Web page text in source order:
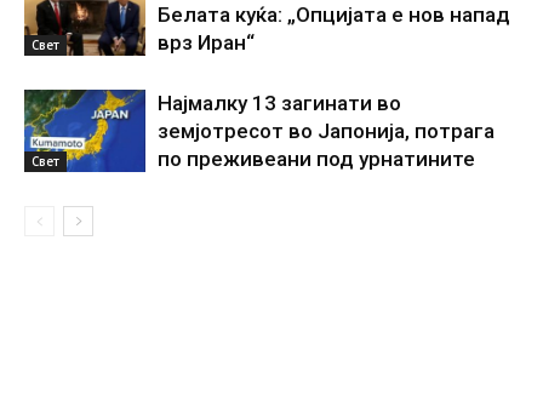
Свет
Белата куќа: „Опцијата е нов напад
врз Иран“
Свет
Најмалку 13 загинати во
земјотресот во Јапонија, потрага
по преживеани под урнатините